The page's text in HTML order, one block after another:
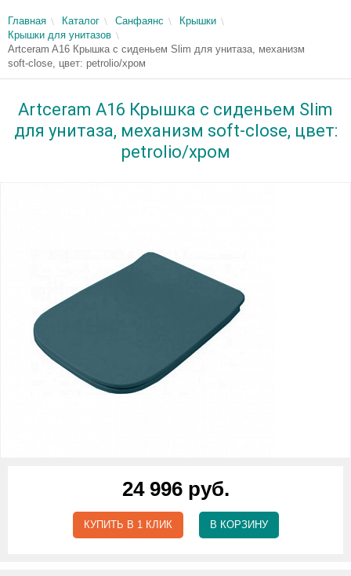
Главная Каталог Санфаянс
Крышки
Крышки для унитазов
Artceram A16 Крышка с сиденьем Slim для унитаза, механизм
soft-close, цвет: petrolio/хром
Artceram A16 Крышка с сиденьем Slim
для унитаза, механизм soft-close, цвет:
petrolio/хром
24 996 руб.
КУПИТЬ В 1 КЛИК В КОРЗИНУ